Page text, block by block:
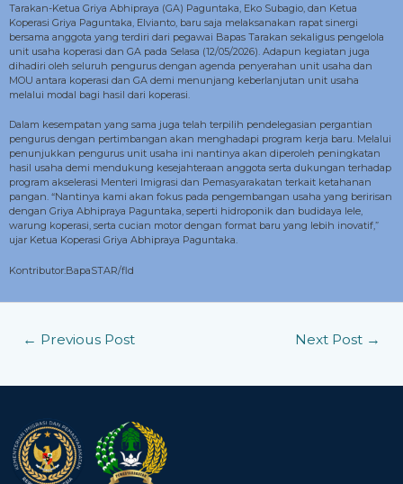
Tarakan-Ketua Griya Abhipraya (GA) Paguntaka, Eko Subagio, dan Ketua
Koperasi Griya Paguntaka, Elvianto, baru saja melaksanakan rapat sinergi
bersama anggota yang terdiri dari pegawai Bapas Tarakan sekaligus pengelola
unit usaha koperasi dan GA pada Selasa (12/05/2026). Adapun kegiatan juga
dihadiri oleh seluruh pengurus dengan agenda penyerahan unit usaha dan
MOU antara koperasi dan GA demi menunjang keberlanjutan unit usaha
melalui modal bagi hasil dari koperasi.
Dalam kesempatan yang sama juga telah terpilih pendelegasian pergantian
pengurus dengan pertimbangan akan menghadapi program kerja baru. Melalui
penunjukkan pengurus unit usaha ini nantinya akan diperoleh peningkatan
hasil usaha demi mendukung kesejahteraan anggota serta dukungan terhadap
program akselerasi Menteri Imigrasi dan Pemasyarakatan terkait ketahanan
pangan. “Nantinya kami akan fokus pada pengembangan usaha yang beririsan
dengan Griya Abhipraya Paguntaka, seperti hidroponik dan budidaya lele,
warung koperasi, serta cucian motor dengan format baru yang lebih inovatif,”
ujar Ketua Koperasi Griya Abhipraya Paguntaka.
Kontributor:BapaSTAR/fld
← Previous Post Next Post →